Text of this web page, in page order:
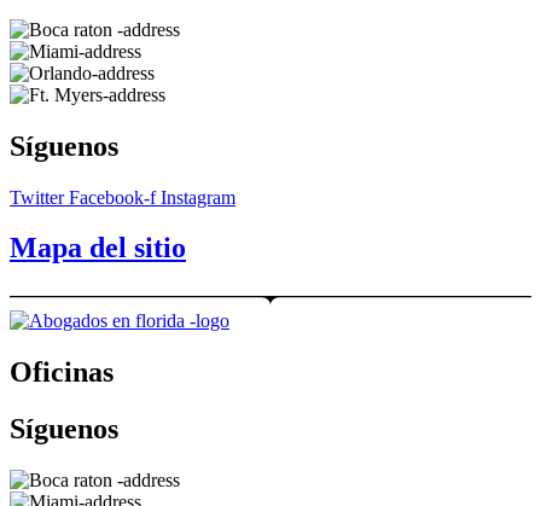
Síguenos
Twitter Facebook-f Instagram
Mapa del sitio
Oficinas
Síguenos